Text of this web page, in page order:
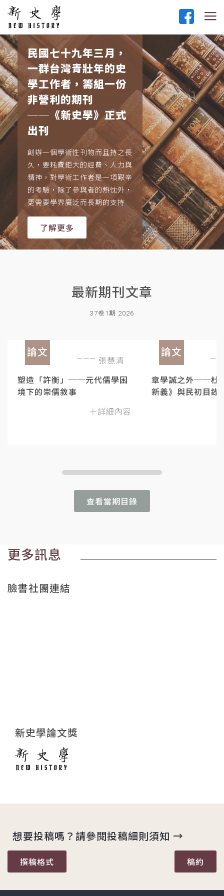
民國七十九年三月，
一群台灣青壯年的史
學工作者，籌組一份
非營利的期刊
──《新史學》正式
出刊
創辦一個學術性刊物而且持之長
久，要耗費鉅大的經費、人力與
精神，對學術工作者是一項艱辛
的考驗，除了參與者的熱忱外，
更需要學界廣泛而長期的支持
了解更多
最新期刊文章
37卷1期 2026
論文
張慧清
塑造「許衡」──元代儒學困
境下的崇儒敘事
＋詳細內容
論文
章學誠之外──杜
新義》與民初目錄
查看當期目錄
更多訊息
臉書社團連結
新史學論文獎
想要投稿嗎？請參閱投稿細則須知 →
撰稿格式 稿約